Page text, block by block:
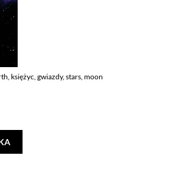
księżyc, gwiazdy, stars, moon